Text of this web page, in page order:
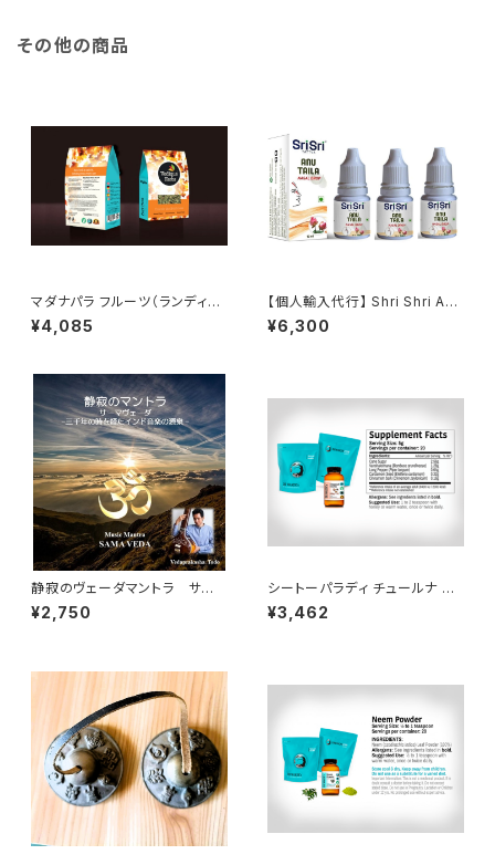
その他の商品
マダナパラ フルーツ（ランディア
スピノサ）（250g）Madanapha
la Fruit | Raw, Crude, Dried
¥4,085
【個人輸入代行】 Shri Shri Ayu
rveda アヌ・タイラム（点鼻
オイル）10ml － 鼻・頭のスッキ
¥6,300
静寂のヴェーダマントラ サー
マヴェーダ 三千年の時を超えた
インド音楽/声明の起源 Music
¥2,750
シートーパラディ チュールナ パ
ウダー（100g）Sitopaladi Ch
urna Powder | Classical Ay
¥3,462